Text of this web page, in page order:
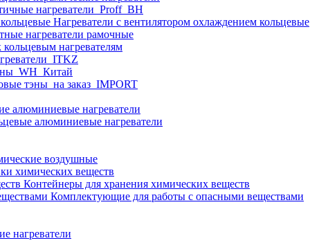
нагреватели_Proff_BH
Нагреватели с вентилятором охлаждением кольцевые
нагреватели рамочные
нагревателям
тэны_на заказ_IMPORT
алюминиевые нагреватели
алюминиевые нагреватели
воздушные
химических веществ
Контейнеры для хранения химических веществ
Комплектующие для работы с опасными веществами
нагреватели